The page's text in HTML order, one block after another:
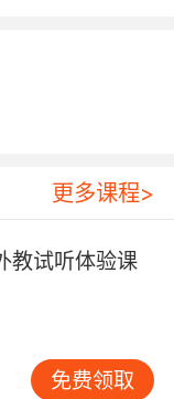
更多课程>
教试听体验课
免费领取